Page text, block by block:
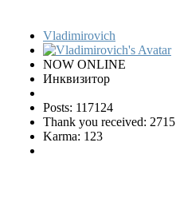
Vladimirovich
NOW ONLINE
Инквизитор
Posts: 117124
Thank you received: 2715
Karma: 123